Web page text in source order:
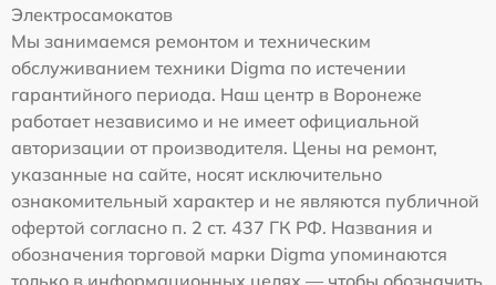
Электросамокатов
Мы занимаемся ремонтом и техническим
обслуживанием техники Digma по истечении
гарантийного периода. Наш центр в Воронеже
работает независимо и не имеет официальной
авторизации от производителя. Цены на ремонт,
указанные на сайте, носят исключительно
ознакомительный характер и не являются публичной
офертой согласно п. 2 ст. 437 ГК РФ. Названия и
обозначения торговой марки Digma упоминаются
только в информационных целях — чтобы обозначить